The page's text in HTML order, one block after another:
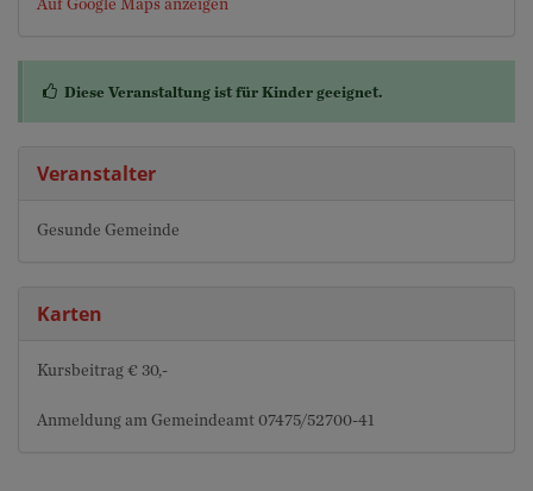
Auf Google Maps anzeigen
Diese Veranstaltung ist für Kinder geeignet.
Veranstalter
Gesunde Gemeinde
Karten
Kursbeitrag € 30,-
Anmeldung am Gemeindeamt 07475/52700-41